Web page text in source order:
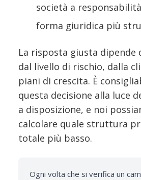
società a
forma giuridica più
La risposta giusta
dal livello di rischio, dalla
piani di crescita. È
questa decisione alla luce
a disposizione, e noi
calcolare quale struttura
totale più basso.
Ogni volta che si verifica un